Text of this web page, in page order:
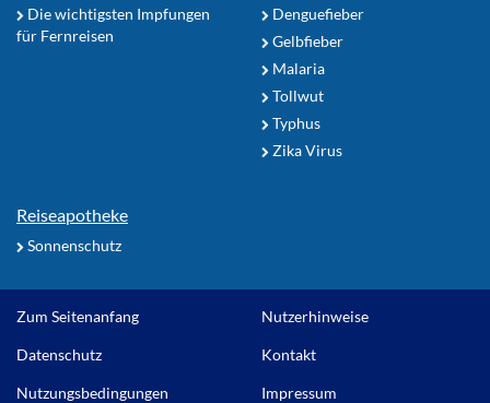
Die wichtigsten Impfungen
für Fernreisen
Denguefieber
Gelbfieber
Malaria
Tollwut
Typhus
Zika Virus
Reiseapotheke
Sonnenschutz
Zum Seitenanfang Nutzerhinweise
Datenschutz Kontakt
Nutzungsbedingungen Impressum